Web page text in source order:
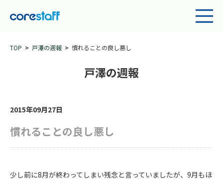
TOP 戸澤の週報 慣れることの良し悪し
戸澤の週報
2015年09月27日
慣れることの良し悪し
少し前に8月が終わってしまい残念と言っていましたが、9月もほ